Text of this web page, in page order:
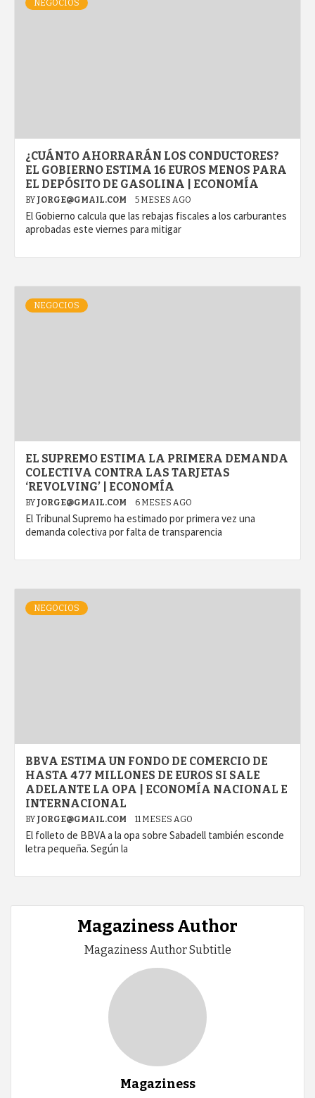
NEGOCIOS
¿CUÁNTO AHORRARÁN LOS CONDUCTORES?
EL GOBIERNO ESTIMA 16 EUROS MENOS PARA
EL DEPÓSITO DE GASOLINA | ECONOMÍA
BY JORGE@GMAIL.COM 5 MESES AGO
El Gobierno calcula que las rebajas fiscales a los carburantes
aprobadas este viernes para mitigar
NEGOCIOS
EL SUPREMO ESTIMA LA PRIMERA DEMANDA
COLECTIVA CONTRA LAS TARJETAS
‘REVOLVING’ | ECONOMÍA
BY JORGE@GMAIL.COM 6 MESES AGO
El Tribunal Supremo ha estimado por primera vez una
demanda colectiva por falta de transparencia
NEGOCIOS
BBVA ESTIMA UN FONDO DE COMERCIO DE
HASTA 477 MILLONES DE EUROS SI SALE
ADELANTE LA OPA | ECONOMÍA NACIONAL E
INTERNACIONAL
BY JORGE@GMAIL.COM 11 MESES AGO
El folleto de BBVA a la opa sobre Sabadell también esconde
letra pequeña. Según la
Magaziness Author
Magaziness Author Subtitle
Magaziness